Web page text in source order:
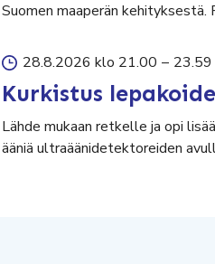
Suomen maaperän kehityksestä.
28.8.2026 klo 21.00 – 23.59
Kurkistus
Lähde mukaan retkelle ja opi
ääniä ultraäänidetektoreiden